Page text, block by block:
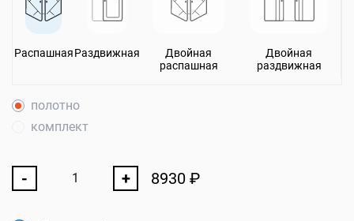
РаспашнаяРаздвижная
Двойная
распашная
Двойная
раздвижная
полотно
комплект
- + 8930 ₽